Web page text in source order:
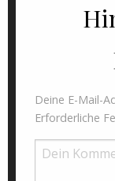
Deine E-Mail-
Erforderliche